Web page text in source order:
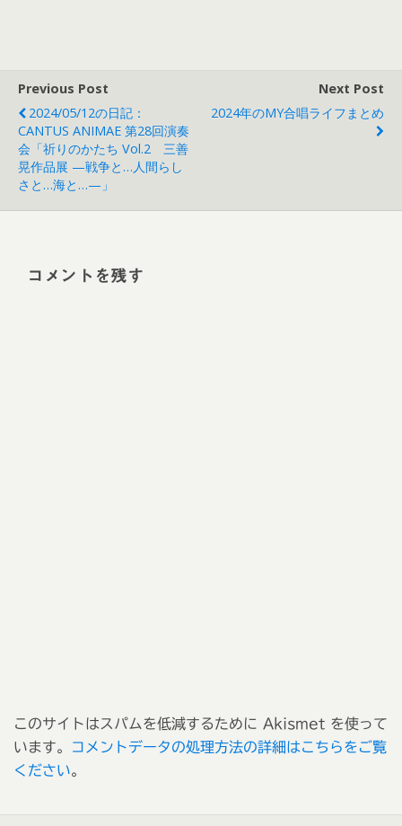
Previous Post
2024/05/12の日記：
CANTUS ANIMAE 第28回演奏
会「祈りのかたち Vol.2 三善
晃作品展 —戦争と…人間らし
さと…海と…—」
Next Post
2024年のMY合唱ライフまとめ
コメントを残す
このサイトはスパムを低減するために Akismet を使って
います。
コメントデータの処理方法の詳細はこちらをご覧
ください。